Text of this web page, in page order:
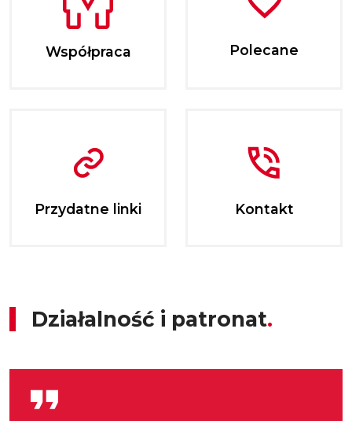
Współpraca Polecane
Przydatne linki Kontakt
Działalność i patronat